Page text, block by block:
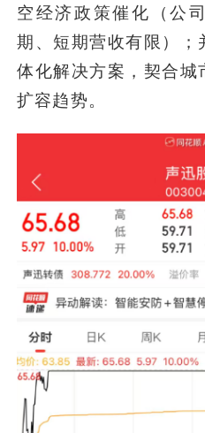
空经济政策催化（公
期、短期营收有限）
体化解决方案，契合
扩容趋势。